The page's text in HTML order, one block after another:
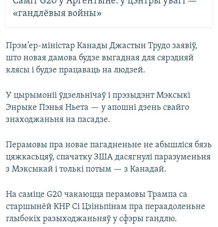
«гандлёвыя войны»
Прэм’ер-міністар Канады Джастын Трудо заявіў,
што новая дамова будзе выгадная для сярэдняй
клясы і будзе працаваць на людзей.
У цырымоніі ўдзельнічаў і прэзыдэнт Мэксыкі
Энрыке Пэнья Ньета — у апошні дзень свайго
знаходжаньня на пасадзе.
Перамовы пра новае пагадненьне не абышліся бязь
цяжкасьцяў, спачатку ЗША дасягнулі паразуменьня
з Мэксыкай і толькі потым — з Канадай.
На саміце G20 чакаюцца перамовы Трампа са
старшынёй КНР Сі Цзіньпінам пра пераадоленьне
глыбокіх разыходжаньняў у сфэры гандлю.